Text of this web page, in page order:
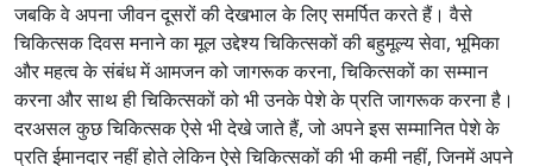
जबकि वे अपना जीवन दूसरों की देखभाल के लिए समर्पित करते हैं। वैसे
चिकित्सक दिवस मनाने का मूल उद्देश्य चिकित्सकों की बहुमूल्य सेवा, भूमिका
और महत्व के संबंध में आमजन को जागरूक करना, चिकित्सकों का सम्मान
करना और साथ ही चिकित्सकों को भी उनके पेशे के प्रति जागरूक करना है।
दरअसल कुछ चिकित्सक ऐसे भी देखे जाते हैं, जो अपने इस सम्मानित पेशे के
प्रति ईमानदार नहीं होते लेकिन ऐसे चिकित्सकों की भी कमी नहीं, जिनमें अपने